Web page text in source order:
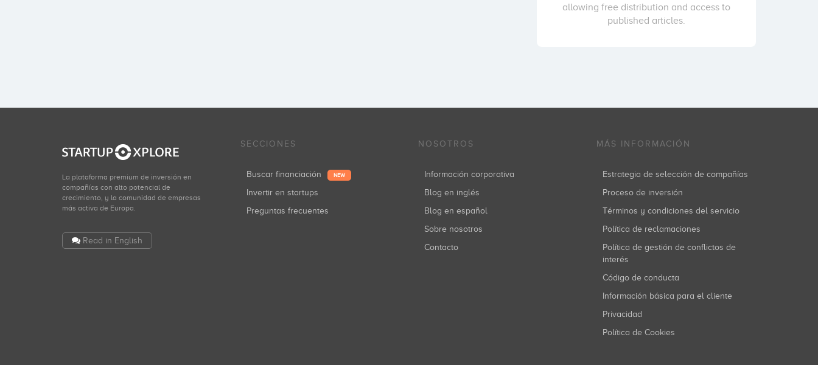
allowing free distribution and access to
published articles.
La plataforma premium de inversión en
compañías con alto potencial de
crecimiento, y la comunidad de empresas
más activa de Europa.
Read in English
SECCIONES
Buscar financiación NEW
Invertir en startups
Preguntas frecuentes
NOSOTROS
Información corporativa
Blog en inglés
Blog en español
Sobre nosotros
Contacto
MÁS INFORMACIÓN
Estrategia de selección de compañías
Proceso de inversión
Términos y condiciones del servicio
Política de reclamaciones
Política de gestión de conflictos de
interés
Código de conducta
Información básica para el cliente
Privacidad
Política de Cookies